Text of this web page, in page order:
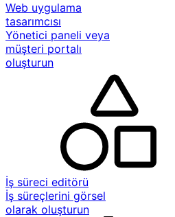
Web uygulama
tasarımcısı
Yönetici paneli veya
müşteri portalı
oluşturun
İş süreci editörü
İş süreçlerini görsel
olarak oluşturun